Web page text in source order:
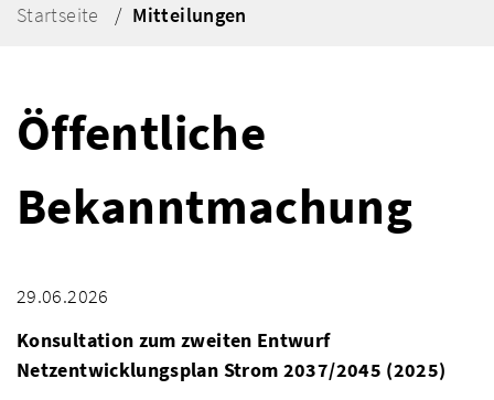
Startseite Mitteilungen
Öffentliche
Bekanntmachung
29.06.2026
Konsultation zum zweiten Entwurf
Netzentwicklungsplan Strom 2037/2045 (2025)